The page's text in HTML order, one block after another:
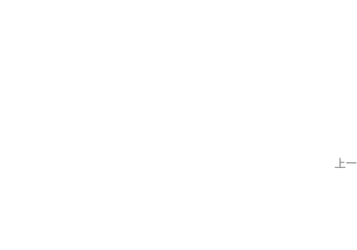
上